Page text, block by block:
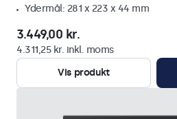
Ydermål: 281 x 223 x 44 mm
3.449,00 kr.
4.311,25 kr. inkl. moms
Vis produkt